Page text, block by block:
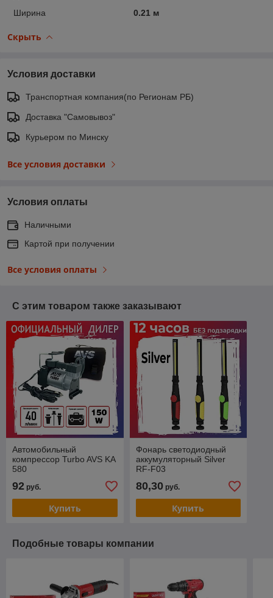
Ширина
0.21 м
Скрыть
Условия доставки
Транспортная компания(по Регионам РБ)
Доставка "Самовывоз"
Курьером по Минску
Все условия доставки
Условия оплаты
Наличными
Картой при получении
Все условия оплаты
С этим товаром также заказывают
Автомобильный
компрессор Turbo AVS KA
580
92 руб.
Купить
Фонарь светодиодный
аккумуляторный Silver
RF-F03
80,30руб.
Купить
Подобные товары компании